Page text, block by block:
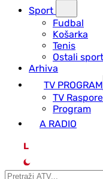
Sport
Fudbal
Košarka
Tenis
Ostali
Arhiva
TV PROGRAM
ТV
Program
A RADIO
L